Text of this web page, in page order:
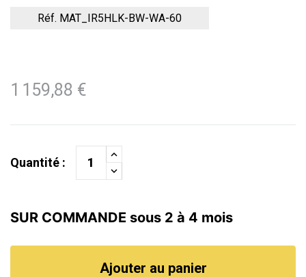
Réf. MAT_IR5HLK-BW-WA-60
1 159,88 €
Quantité :
SUR COMMANDE sous 2 à 4 mois
Ajouter au panier